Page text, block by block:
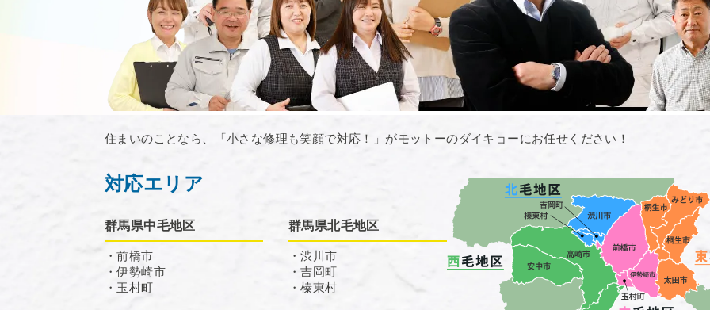
住まいのことなら、「小さな修理も笑顔で対応！」がモットーのダイキョーにお任せください！
対応エリア
群馬県中毛地区
・前橋市
・伊勢崎市
・玉村町
群馬県北毛地区
・渋川市
・吉岡町
・榛東村